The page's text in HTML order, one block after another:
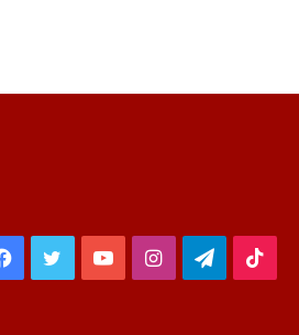
Facebook
TwitterYouTubeInstagram
Telegram